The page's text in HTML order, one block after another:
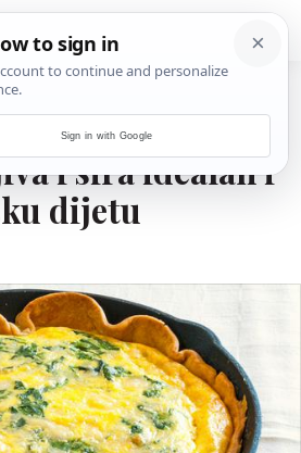
od
i sira idealan i
dijetu
Sign in with Google